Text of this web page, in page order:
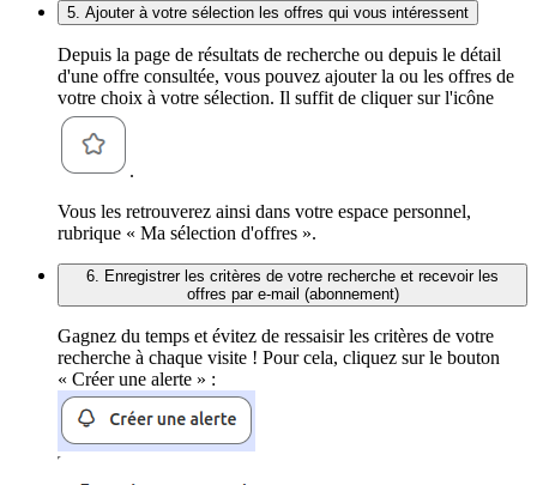
5. Ajouter à votre sélection les offres qui vous intéressent
Depuis la page de résultats de recherche ou depuis le détail
d'une offre consultée, vous pouvez ajouter la ou les offres de
votre choix à votre sélection. Il suffit de cliquer sur l'icône
.
Vous les retrouverez ainsi dans votre espace personnel,
rubrique « Ma sélection d'offres ».
6. Enregistrer les critères de votre recherche et recevoir les
offres par e-mail (abonnement)
Gagnez du temps et évitez de ressaisir les critères de votre
recherche à chaque visite ! Pour cela, cliquez sur le bouton
« Créer une alerte » :